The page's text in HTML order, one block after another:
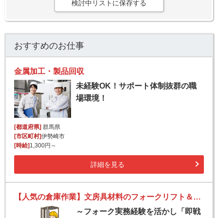
検討中リストに保存する
おすすめのお仕事
金属加工・製品回収
未経験OK！サポート体制抜群の職
場環境！
[都道府県] 群馬県
[市区町村]伊勢崎市
[時給] 1,300円～
詳細を見る
【人気の倉庫作業】文房具材料のフォークリフト＆軽作業スタッフ
～フォーク実務経験を活かし「即戦